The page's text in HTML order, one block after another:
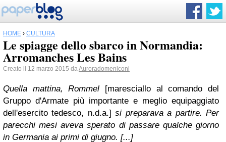
HOME › CULTURA
Le spiagge dello sbarco in Normandia:
Arromanches Les Bains
Creato il 12 marzo 2015 daAuroradomeniconi
Quella mattina, Rommel [maresciallo al comando del
Gruppo d'Armate più importante e meglio equipaggiato
dell'esercito tedesco, n.d.a.] si preparava a partire. Per
parecchi mesi aveva sperato di passare qualche giorno
in Germania ai primi di giugno. [...]